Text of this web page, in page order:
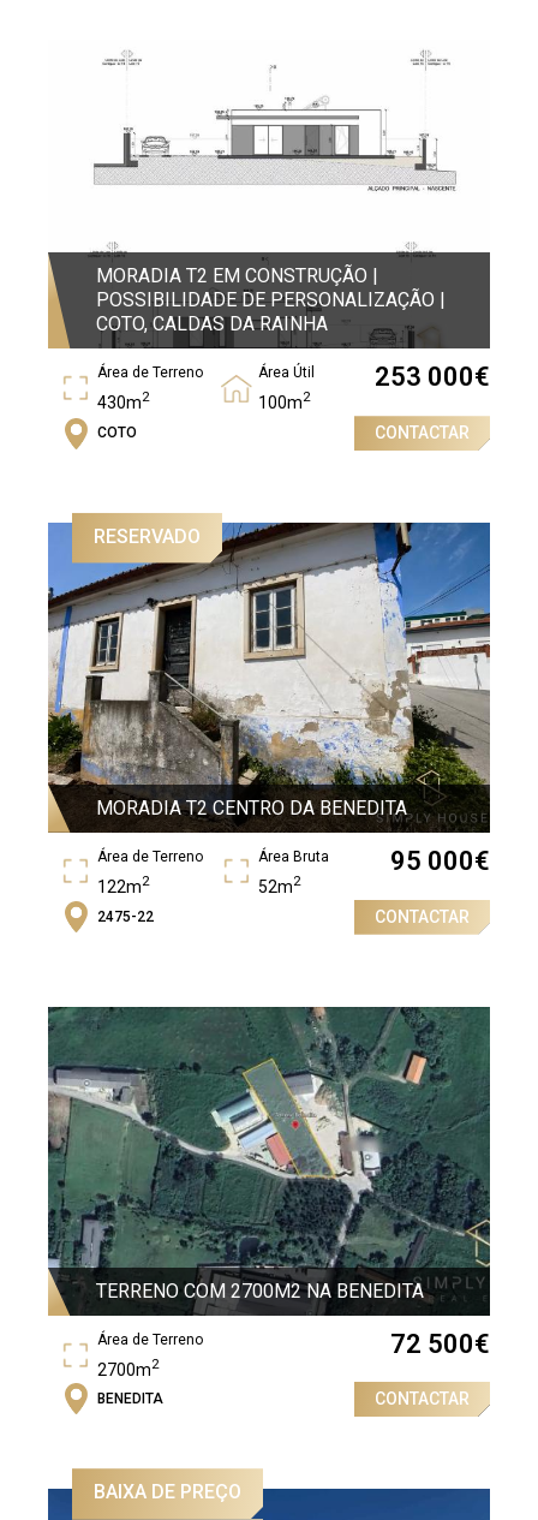
MORADIA T2 EM CONSTRUÇÃO |
POSSIBILIDADE DE PERSONALIZAÇÃO |
COTO, CALDAS DA RAINHA
Área de Terreno
430m2
Área Útil
100m2
Quartos
253 000€
COTO CONTACTAR
RESERVADO
MORADIA T2 CENTRO DA BENEDITA
Área de Terreno
122m2
Área Bruta
52m2
Quartos
95 000€
2475-22 CONTACTAR
TERRENO COM 2700M2 NA BENEDITA
Área de Terreno
2700m2
72 500€
BENEDITA CONTACTAR
BAIXA DE PREÇO